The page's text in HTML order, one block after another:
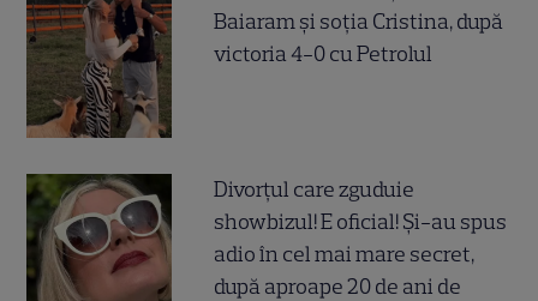
Baiaram și soția Cristina, după
victoria 4-0 cu Petrolul
Divorțul care zguduie
showbizul! E oficial! Și-au spus
adio în cel mai mare secret,
după aproape 20 de ani de